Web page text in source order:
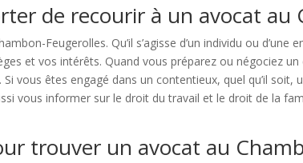
de recourir à un avocat au
Feugerolles. Qu’il s’agisse d’un individu ou
et vos intérêts. Quand vous préparez ou négociez
vous êtes engagé dans un contentieux, quel qu’il
vous informer sur le droit du travail et le droit de la
trouver un avocat au